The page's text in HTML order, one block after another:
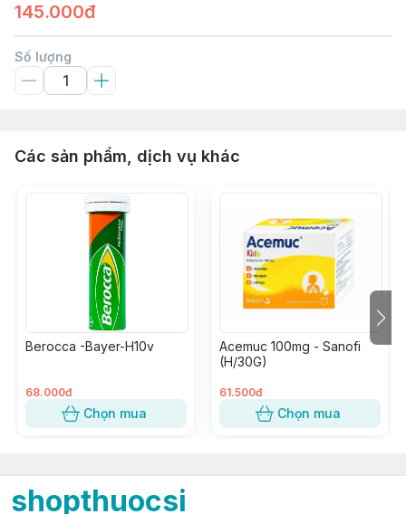
145.000đ
Số lượng
Các sản phẩm, dịch vụ khác
Berocca -Bayer-H10v
68.000đ
Chọn mua
Acemuc 100mg - Sanofi
(H/30G)
61.500đ
Chọn mua
shopthuocsi